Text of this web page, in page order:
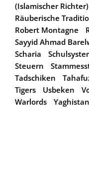
(Islamischer Richter)
Räuberische
Robert Montagne
Sayyid Ahmad
Scharia
Steuern
Tadschiken
Tigers
Usbeken
Warlords
Yaghistan